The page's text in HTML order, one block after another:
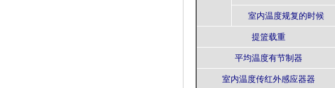
室内温度规复的时候
提篮载重
平均温度有节制器
室内温度传红外感应器器